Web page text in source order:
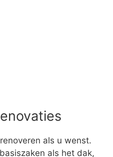
als u wenst.
als het dak,